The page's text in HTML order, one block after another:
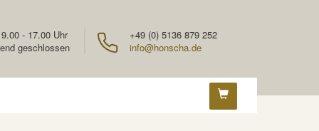
+49 (0) 5136 879 252
info@honscha.de
- 17.00 Uhr
geschlossen